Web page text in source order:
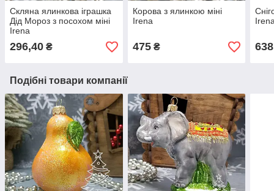
Скляна ялинкова іграшка
Дід Мороз з посохом міні
Irena
296,40 ₴
Корова з ялинкою міні
Irena
475₴
Подібні товари компанії